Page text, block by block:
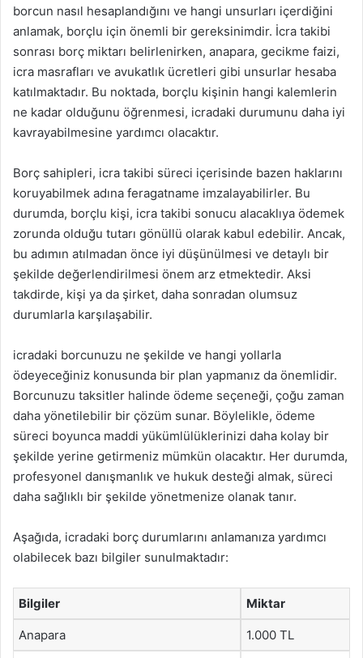
borcun nasıl hesaplandığını ve hangi unsurları içerdiğini
anlamak, borçlu için önemli bir gereksinimdir. İcra takibi
sonrası borç miktarı belirlenirken, anapara, gecikme faizi,
icra masrafları ve avukatlık ücretleri gibi unsurlar hesaba
katılmaktadır. Bu noktada, borçlu kişinin hangi kalemlerin
ne kadar olduğunu öğrenmesi, icradaki durumunu daha iyi
kavrayabilmesine yardımcı olacaktır.
Borç sahipleri, icra takibi süreci içerisinde bazen haklarını
koruyabilmek adına feragatname imzalayabilirler. Bu
durumda, borçlu kişi, icra takibi sonucu alacaklıya ödemek
zorunda olduğu tutarı gönüllü olarak kabul edebilir. Ancak,
bu adımın atılmadan önce iyi düşünülmesi ve detaylı bir
şekilde değerlendirilmesi önem arz etmektedir. Aksi
takdirde, kişi ya da şirket, daha sonradan olumsuz
durumlarla karşılaşabilir.
icradaki borcunuzu ne şekilde ve hangi yollarla
ödeyeceğiniz konusunda bir plan yapmanız da önemlidir.
Borcunuzu taksitler halinde ödeme seçeneği, çoğu zaman
daha yönetilebilir bir çözüm sunar. Böylelikle, ödeme
süreci boyunca maddi yükümlülüklerinizi daha kolay bir
şekilde yerine getirmeniz mümkün olacaktır. Her durumda,
profesyonel danışmanlık ve hukuk desteği almak, süreci
daha sağlıklı bir şekilde yönetmenize olanak tanır.
Aşağıda, icradaki borç durumlarını anlamanıza yardımcı
olabilecek bazı bilgiler sunulmaktadır:
Bilgiler Miktar
Anapara 1.000 TL